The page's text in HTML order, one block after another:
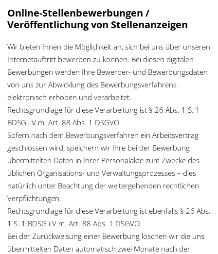
Online-Stellenbewerbungen /
Veröffentlichung von Stellenanzeigen
Wir bieten Ihnen die Möglichkeit an, sich bei uns über unseren
Internetauftritt bewerben zu können. Bei diesen digitalen
Bewerbungen werden Ihre Bewerber- und Bewerbungsdaten
von uns zur Abwicklung des Bewerbungsverfahrens
elektronisch erhoben und verarbeitet.
Rechtsgrundlage für diese Verarbeitung ist § 26 Abs. 1 S. 1
BDSG i.V.m. Art. 88 Abs. 1 DSGVO.
Sofern nach dem Bewerbungsverfahren ein Arbeitsvertrag
geschlossen wird, speichern wir Ihre bei der Bewerbung
übermittelten Daten in Ihrer Personalakte zum Zwecke des
üblichen Organisations- und Verwaltungsprozesses – dies
natürlich unter Beachtung der weitergehenden rechtlichen
Verpflichtungen.
Rechtsgrundlage für diese Verarbeitung ist ebenfalls § 26 Abs.
1 S. 1 BDSG i.V.m. Art. 88 Abs. 1 DSGVO.
Bei der Zurückweisung einer Bewerbung löschen wir die uns
übermittelten Daten automatisch zwei Monate nach der